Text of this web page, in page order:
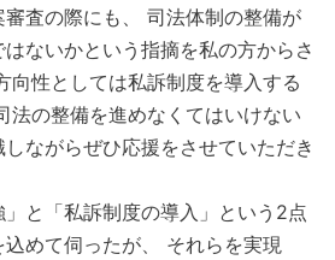
査の際にも、 司法体制の整備が
ないかという指摘を私の方からさ
向性としては私訴制度を導入する
法の整備を進めなくてはいけない
ながらぜひ応援をさせていただき
と「私訴制度の導入」という2点
めて伺ったが、 それらを実現